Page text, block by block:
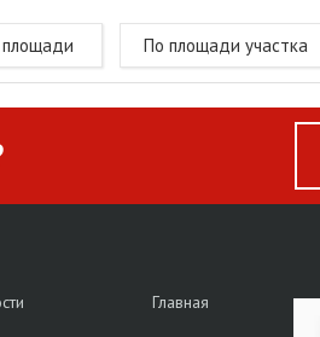
По площади участка
Главная